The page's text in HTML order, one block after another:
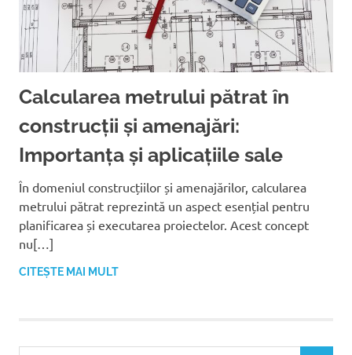
Calcularea metrului pătrat în
construcții și amenajări:
Importanța și aplicațiile sale
În domeniul construcțiilor și amenajărilor, calcularea
metrului pătrat reprezintă un aspect esențial pentru
planificarea și executarea proiectelor. Acest concept
nu[…]
CITEȘTE MAI MULT